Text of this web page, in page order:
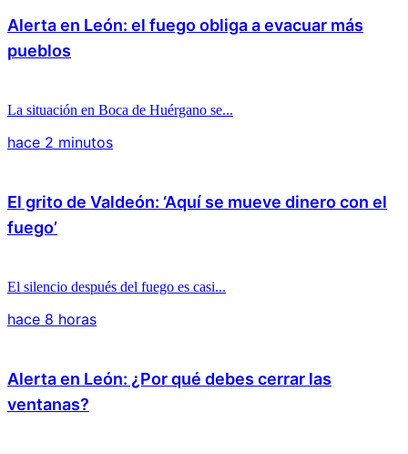
Alerta en León: el fuego obliga a evacuar más
pueblos
La situación en Boca de Huérgano se...
hace 2 minutos
El grito de Valdeón: ‘Aquí se mueve dinero con el
fuego’
El silencio después del fuego es casi...
hace 8 horas
Alerta en León: ¿Por qué debes cerrar las
ventanas?